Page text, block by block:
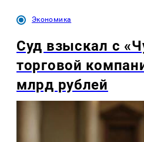
Экономика
Суд взыскал с
торговой
млрд рублей